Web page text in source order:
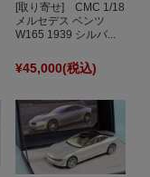
[取り寄せ] CMC 1/18
メルセデス ベンツ
W165 1939 シルバ...
¥45,000(税込)